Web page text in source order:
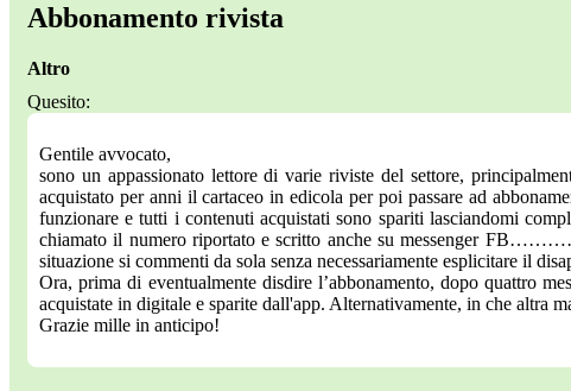
Abbonamento rivista
Altro
Quesito:
Gentile avvocato,
sono un appassionato lettore di varie riviste del settore,
acquistato per anni il cartaceo in edicola per poi passare ad
funzionare e tutti i contenuti acquistati sono spariti lasciandomi
chiamato il numero riportato e scritto anche su messenger
situazione si commenti da sola senza necessariamente esplicitare il
Ora, prima di eventualmente disdire l’abbonamento, dopo quattro
acquistate in digitale e sparite dall'app. Alternativamente, in che altra
Grazie mille in anticipo!